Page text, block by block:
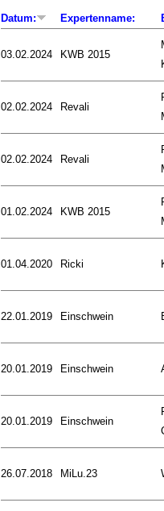
Datum: Expertenname:
03.02.2024 KWB 2015
02.02.2024 Revali
02.02.2024 Revali
01.02.2024 KWB 2015
01.04.2020 Ricki
22.01.2019 Einschwein
20.01.2019 Einschwein
20.01.2019 Einschwein
26.07.2018 MiLu.23